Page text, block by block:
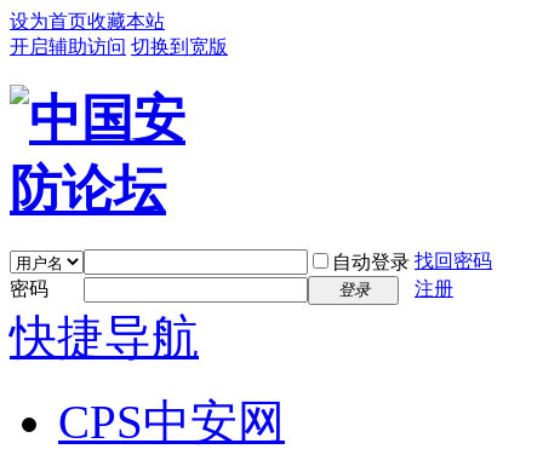
设为首页收藏本站
开启辅助访问 切换到宽版
自动登录 找回密码
密码
登录 注册
快捷导航
CPS中安网